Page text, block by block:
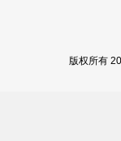
版权所有